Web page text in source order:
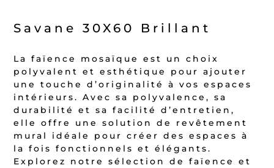
Savane 30X60 Brillant
La faïence mosaïque est un choix
polyvalent et esthétique pour ajouter
une touche d’originalité à vos espaces
intérieurs. Avec sa polyvalence, sa
durabilité et sa facilité d’entretien,
elle offre une solution de revêtement
mural idéale pour créer des espaces à
la fois fonctionnels et élégants.
Explorez notre sélection de faïence et